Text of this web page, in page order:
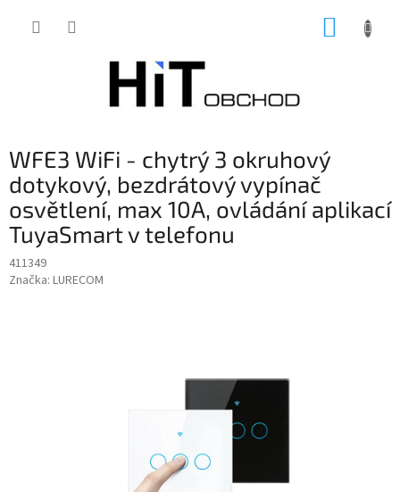
WFE3 WiFi - chytrý 3 okruhový
dotykový, bezdrátový vypínač
osvětlení, max 10A, ovládání aplikací
TuyaSmart v telefonu
411349
Značka: LURECOM